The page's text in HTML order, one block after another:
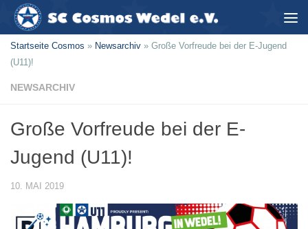
Zum Inhalt springen
Startseite Cosmos » Newsarchiv » Große Vorfreude bei der E-Jugend
(U11)!
NEWSARCHIV
Große Vorfreude bei der E-
Jugend (U11)!
10. MAI 2019